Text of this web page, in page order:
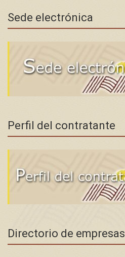
Sede electrónica
Perfil del contratante
Directorio de empresas